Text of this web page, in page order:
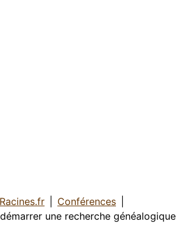
Racines.fr
Conférences
une recherche généalogique